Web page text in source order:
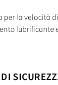
per la velocità
lubrificante